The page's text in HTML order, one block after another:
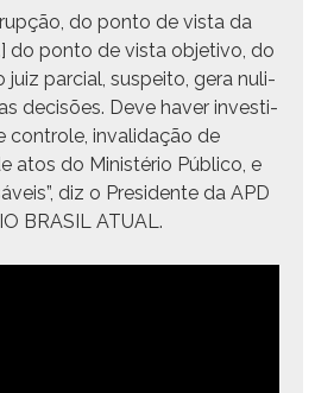
do pon­to de vista da
do pon­to de vista obje­ti­vo, do
juiz par­cial, sus­peito, gera nul­i­
decisões. Deve haver inves­ti­
con­t­role, inval­i­dação de
atos do Min­istério Públi­co, e
diz o Pres­i­dente da APD
BRASIL ATUAL.